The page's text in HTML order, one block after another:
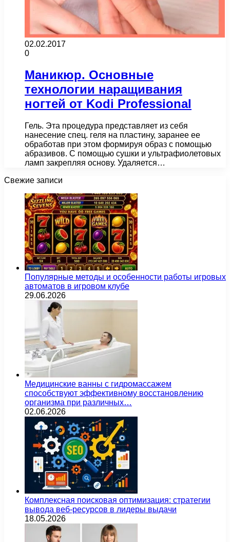
02.02.2017
0
Маникюр. Основные
технологии наращивания
ногтей от Kodi Professional
Гель. Эта процедура представляет из себя
нанесение спец. геля на пластину, заранее ее
обработав при этом формируя образ с помощью
абразивов. С помощью сушки и ультрафиолетовых
ламп закрепляя основу. Удаляется…
Свежие записи
Популярные методы и особенности работы игровых
автоматов в игровом клубе
29.06.2026
Медицинские ванны с гидромассажем
способствуют эффективному восстановлению
организма при различных…
02.06.2026
Комплексная поисковая оптимизация: стратегии
вывода веб-ресурсов в лидеры выдачи
18.05.2026